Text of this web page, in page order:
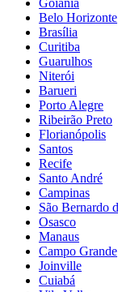
Belo Horizonte
Brasília
Curitiba
Guarulhos
Niterói
Barueri
Porto Alegre
Ribeirão Preto
Florianópolis
Santos
Recife
Santo André
Campinas
São Bernardo
Osasco
Manaus
Campo Grande
Joinville
Cuiabá